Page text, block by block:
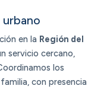
en la Región del
servicio cercano,
los
con presencia